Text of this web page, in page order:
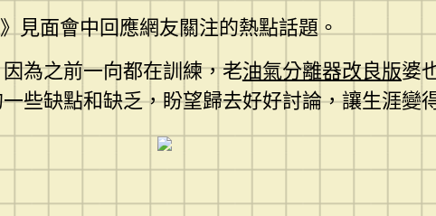
見面會中回應網友關注的熱點話題。
為之前一向都在訓練，老油氣分離器改良版婆
些缺點和缺乏，盼望歸去好好討論，讓生涯變